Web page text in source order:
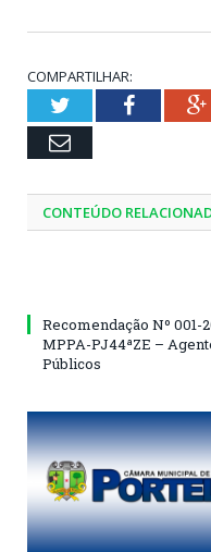
COMPARTILHAR:
TwitterFacebook
Email
CONTEÚDO
Recomendação Nº 001-
MPPA-PJ44ªZE –
Públicos